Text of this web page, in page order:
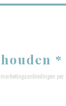
*
per